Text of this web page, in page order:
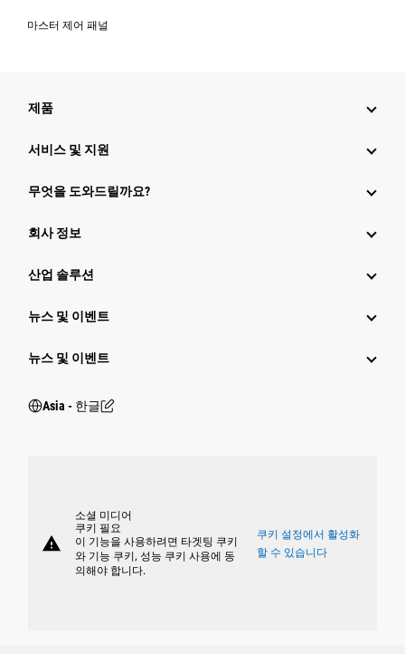
마스터 제어 패널
제품
서비스 및 지원
무엇을 도와드릴까요?
회사 정보
산업 솔루션
뉴스 및 이벤트
뉴스 및 이벤트
Asia - 한글
warning
소셜 미디어
쿠키 필요
이 기능을 사용하려면 타겟팅 쿠키
와 기능 쿠키, 성능 쿠키 사용에 동
의해야 합니다.
쿠키 설정에서 활성화
할 수 있습니다